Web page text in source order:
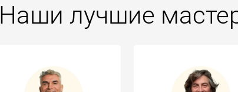
Наши лучшие